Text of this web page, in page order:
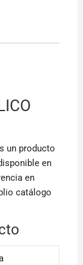
un producto
en
en
catálogo